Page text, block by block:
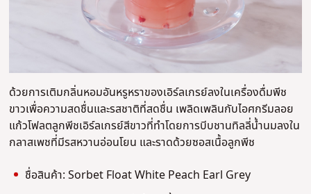
ด้วยการเติมกลิ่นหอมอันหรูหราของเอิร์ลเกรย์ลงในเครื่องดื่มพีช
ขาวเพื่อความสดชื่นและรสชาติที่สดชื่น เพลิดเพลินกับไอศกรีมลอย
แก้วโฟลตลูกพีชเอิร์ลเกรย์สีขาวที่ทำโดยการบีบชานทิลลี่น้ำนมลงใน
กลาสเพชที่มีรสหวานอ่อนโยน และราดด้วยซอสเนื้อลูกพีช
ชื่อสินค้า: Sorbet Float White Peach Earl Grey